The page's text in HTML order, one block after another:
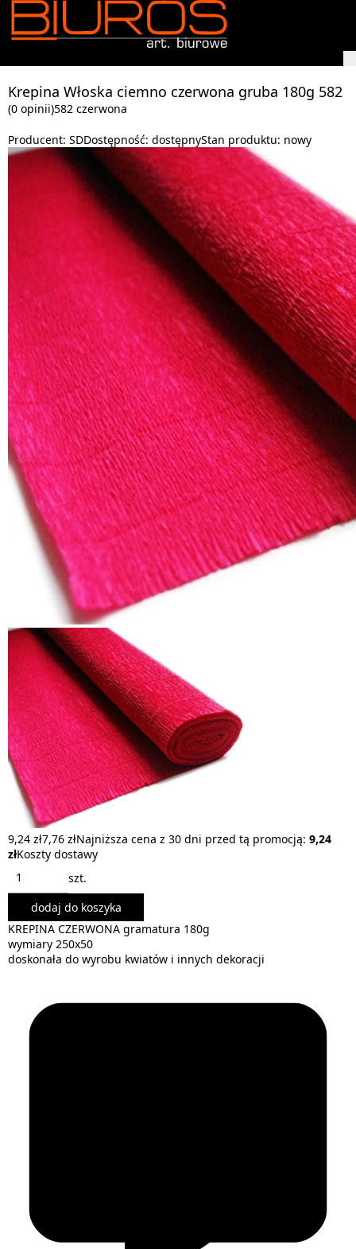
Krepina Włoska ciemno czerwona gruba 180g 582
(0 opinii)582 czerwona
Producent: SDDostępność: dostępnyStan produktu: nowy
9,24 zł7,76 złNajniższa cena z 30 dni przed tą promocją: 9,24
złKoszty dostawy
szt.
dodaj do koszyka
KREPINA CZERWONA gramatura 180g
wymiary 250x50
doskonała do wyrobu kwiatów i innych dekoracji